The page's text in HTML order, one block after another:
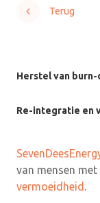
Terug
Herstel van
Re-integratie en
van mensen met
vermoeidheid .